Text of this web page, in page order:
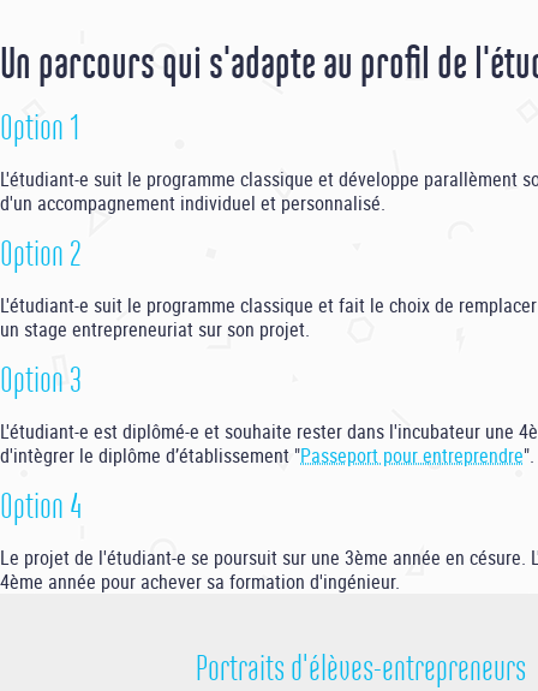
Un parcours qui s'adapte au profil de
Option 1
L'étudiant-e suit le programme classique et développe parallèment
d'un accompagnement individuel et personnalisé.
Option 2
L'étudiant-e suit le programme classique et fait le choix de
un stage entrepreneuriat sur son projet.
Option 3
L'étudiant-e est diplômé-e et souhaite rester dans l'incubateur une
d'intègrer le diplôme d’établissement "Passeport pour entreprendre".
Option 4
Le projet de l'étudiant-e se poursuit sur une 3ème année en césure.
4ème année pour achever sa formation d'ingénieur.
Portraits d'élèves-entrepreneurs